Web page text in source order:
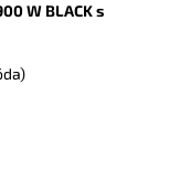
W BLACK s